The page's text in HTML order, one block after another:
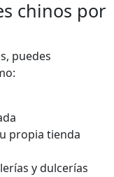
chinos por
puedes
propia tienda
y dulcerías